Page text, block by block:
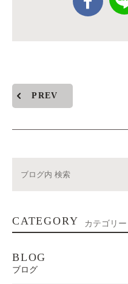
PREV
CATEGORY カテゴリー
BLOG
ブログ